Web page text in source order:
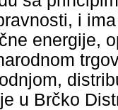
i
energije,
u Brčko